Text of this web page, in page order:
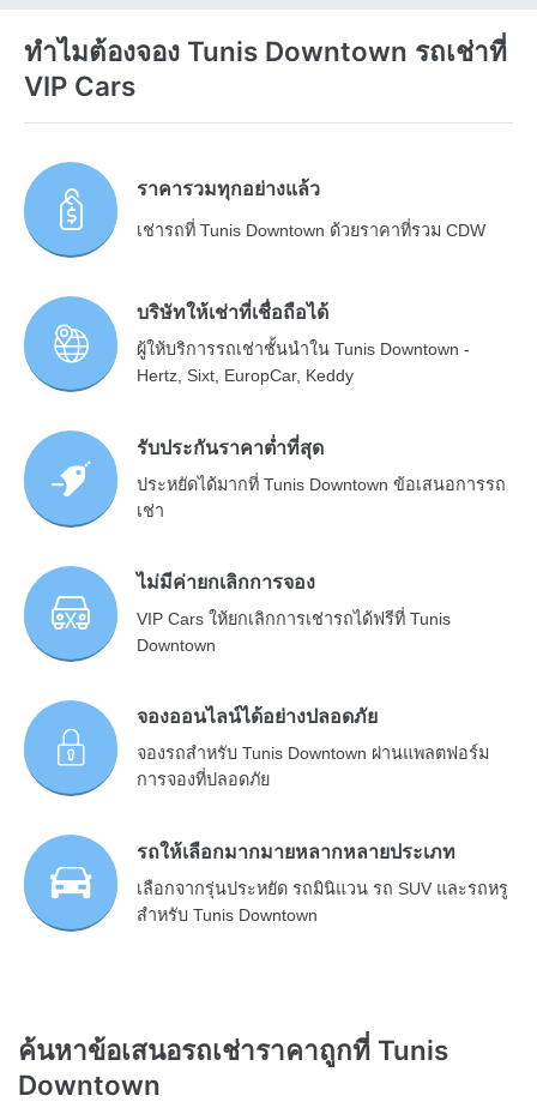
ทำไมต้องจอง Tunis Downtown รถเช่าที่
VIP Cars
ราคารวมทุกอย่างแล้ว
เช่ารถที่ Tunis Downtown ด้วยราคาที่รวม CDW
บริษัทให้เช่าที่เชื่อถือได้
ผู้ให้บริการรถเช่าชั้นนำใน Tunis Downtown -
Hertz, Sixt, EuropCar, Keddy
รับประกันราคาต่ำที่สุด
ประหยัดได้มากที่ Tunis Downtown ข้อเสนอการรถ
เช่า
ไม่มีค่ายกเลิกการจอง
VIP Cars ให้ยกเลิกการเช่ารถได้ฟรีที่ Tunis
Downtown
จองออนไลน์ได้อย่างปลอดภัย
จองรถสำหรับ Tunis Downtown ผ่านแพลตฟอร์ม
การจองที่ปลอดภัย
รถให้เลือกมากมายหลากหลายประเภท
เลือกจากรุ่นประหยัด รถมินิแวน รถ SUV และรถหรู
สำหรับ Tunis Downtown
ค้นหาข้อเสนอรถเช่าราคาถูกที่ Tunis
Downtown